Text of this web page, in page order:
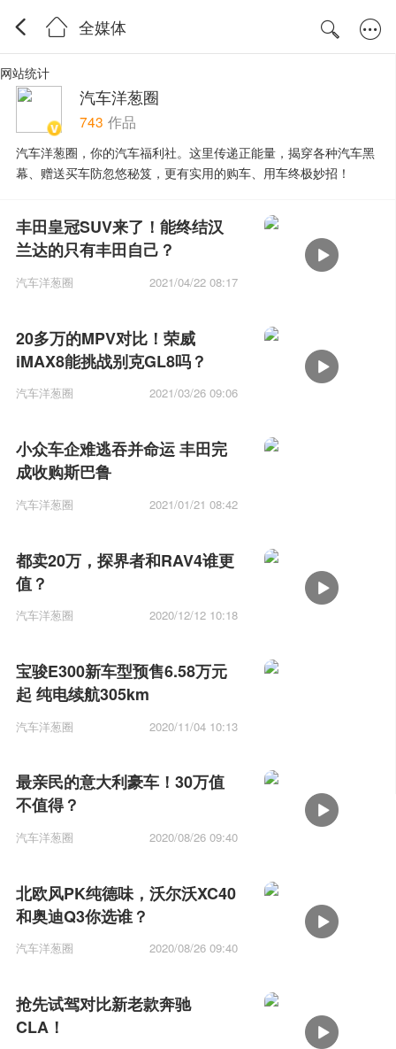
全媒体
网站统计
汽车洋葱圈
743 作品
汽车洋葱圈，你的汽车福利社。这里传递正能量，揭穿各种汽车黑
幕、赠送买车防忽悠秘笈，更有实用的购车、用车终极妙招！
丰田皇冠SUV来了！能终结汉
兰达的只有丰田自己？
汽车洋葱圈 2021/04/22 08:17
20多万的MPV对比！荣威
iMAX8能挑战别克GL8吗？
汽车洋葱圈 2021/03/26 09:06
小众车企难逃吞并命运 丰田完
成收购斯巴鲁
汽车洋葱圈 2021/01/21 08:42
都卖20万，探界者和RAV4谁更
值？
汽车洋葱圈 2020/12/12 10:18
宝骏E300新车型预售6.58万元
起 纯电续航305km
汽车洋葱圈 2020/11/04 10:13
最亲民的意大利豪车！30万值
不值得？
汽车洋葱圈 2020/08/26 09:40
北欧风PK纯德味，沃尔沃XC40
和奥迪Q3你选谁？
汽车洋葱圈 2020/08/26 09:40
抢先试驾对比新老款奔驰
CLA！